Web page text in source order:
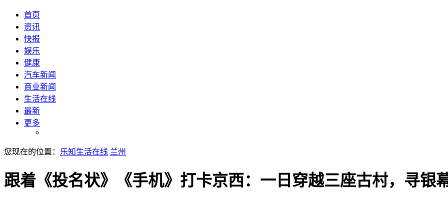
首页
资讯
快报
娱乐
健康
汽车新闻
商业新闻
生活在线
最新
更多
您现在的位置： 乐知生活在线 兰州
跟着《投名状》《手机》打卡京西：一日穿越三座古村，寻银